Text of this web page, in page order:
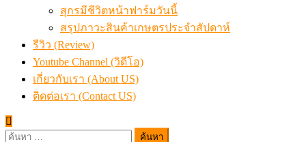
สุกรมีชีวิตหน้าฟาร์มวันนี้
สรุปภาวะสินค้าเกษตรประจำสัปดาห์
รีวิว (Review)
Youtube Channel (วิดีโอ)
เกี่ยวกับเรา (About US)
ติดต่อเรา (Contact US)
ค้นหา